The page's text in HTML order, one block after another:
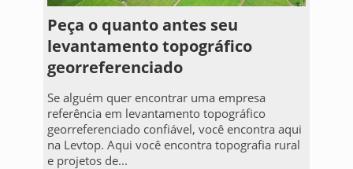
Peça o quanto antes seu
levantamento topográfico
georreferenciado
Se alguém quer encontrar uma empresa
referência em levantamento topográfico
georreferenciado confiável, você encontra aqui
na Levtop. Aqui você encontra topografia rural
e projetos de...